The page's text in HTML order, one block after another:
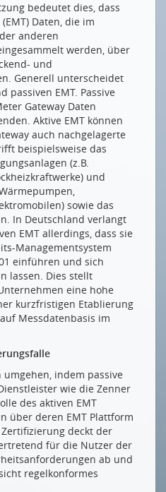
bedeutet dies, dass
Daten, die im
anderen
werden, über
und
Generell unterscheidet
passiven EMT. Passive
Gateway Daten
Aktive EMT können
auch nachgelagerte
beispielsweise das
(z.B.
und
sowie das
In Deutschland verlangt
EMT allerdings, dass sie
Managementsystem
einführen und sich
lassen. Dies stellt
eine hohe
kurzfristigen Etablierung
Messdatenbasis im
umgehen, indem passive
wie die Zenner
des aktiven EMT
über deren EMT Plattform
deckt der
für die Nutzer der
ab und
regelkonformes